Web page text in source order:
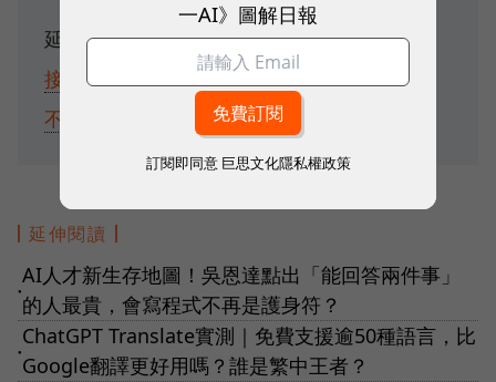
延伸閱讀：Perplexity隱藏用法！3步驟串
接Google日曆，幫你蒐集「客戶情報」，
不用狂想破冰話題了
延伸閱讀
●
AI人才新生存地圖！吳恩達點出「能回答兩件事」
的人最貴，會寫程式不再是護身符？
●
ChatGPT Translate實測｜免費支援逾50種語言，比
Google翻譯更好用嗎？誰是繁中王者？
一AI》圖解日報
訂閱即同意 巨思文化隱私權政策